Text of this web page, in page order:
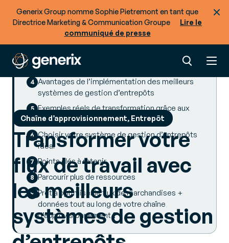
Generix Group nomme Sophie Pietremont en tant que
Directrice Marketing & Communication Groupe
Lire le
communiqué de presse
Chaîne d’approvisionnement, Entrepôt
Transformer votre
flux de travail avec
les meilleurs
systèmes de gestion
La nécessité de systèmes WMS de premier
ordre dans les opérations d’entreposage
modernes
Caractéristiques clés à rechercher dans les
meilleurs systèmes de gestion d’entrepôts
Avantages de l’implémentation des meilleurs
systèmes de gestion d’entrepôts
Exemples réels de transformation grâce aux
systèmes WMS de premier ordre
Choisir votre système de gestion d’entrepôts
idéal
Points clés à retenir
Parcourir plus de ressources
Prêt à optimiser le flux de marchandises +
données tout au long de votre chaîne
d’approvisionnement ?